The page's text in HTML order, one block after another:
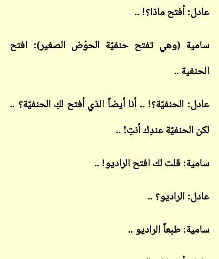
عادل: أفتح ماذا؟! ..
سامية (وهي تفتح حنفيّة الحوْض الصغير): افتح
الحنفية ..
عادل: الحنفيّة؟! .. أنا أيضاً الذي أفتح لكِ الحنفيّة؟ ..
لكن الحنفيّة عندِك أنتِ! ..
سامية: قلت لك افتح الراديو! ..
عادل: الراديو؟ ..
سامية: طبعاً الراديو ..